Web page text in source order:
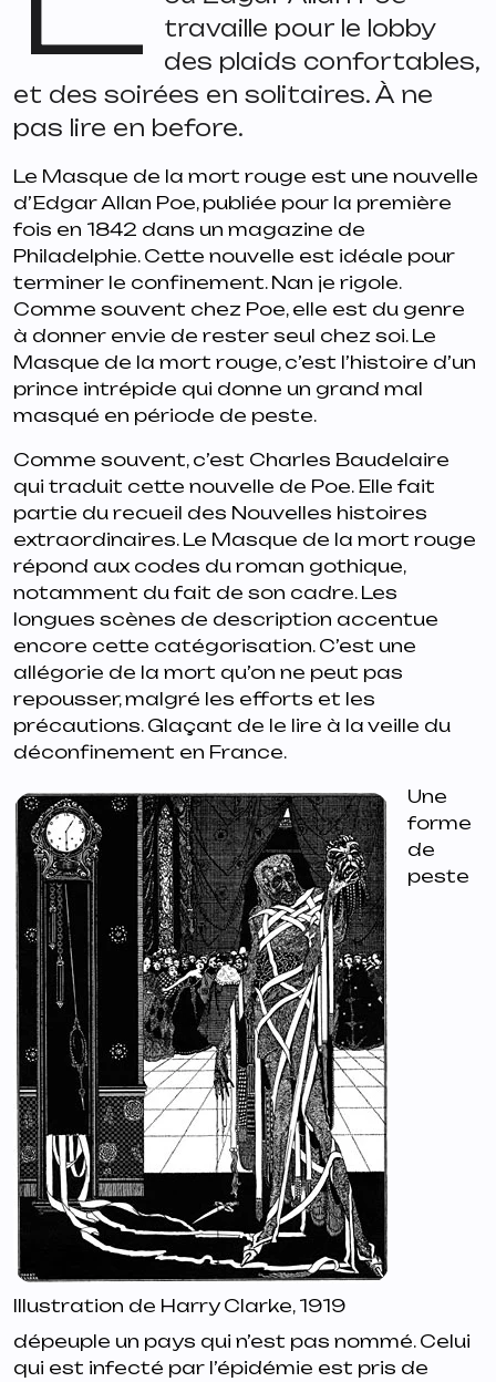
travaille pour le lobby
des plaids confortables,
et des soirées en solitaires. À ne
pas lire en before.
Le Masque de la mort rouge est une nouvelle
d’Edgar Allan Poe, publiée pour la première
fois en 1842 dans un magazine de
Philadelphie. Cette nouvelle est idéale pour
terminer le confinement. Nan je rigole.
Comme souvent chez Poe, elle est du genre
à donner envie de rester seul chez soi. Le
Masque de la mort rouge, c’est l’histoire d’un
prince intrépide qui donne un grand mal
masqué en période de peste.
Comme souvent, c’est Charles Baudelaire
qui traduit cette nouvelle de Poe. Elle fait
partie du recueil des Nouvelles histoires
extraordinaires. Le Masque de la mort rouge
répond aux codes du roman gothique,
notamment du fait de son cadre. Les
longues scènes de description accentue
encore cette catégorisation. C’est une
allégorie de la mort qu’on ne peut pas
repousser, malgré les efforts et les
précautions. Glaçant de le lire à la veille du
déconfinement en France.
Illustration de Harry Clarke, 1919
Une
forme
de
peste
dépeuple un pays qui n’est pas nommé. Celui
qui est infecté par l’épidémie est pris de